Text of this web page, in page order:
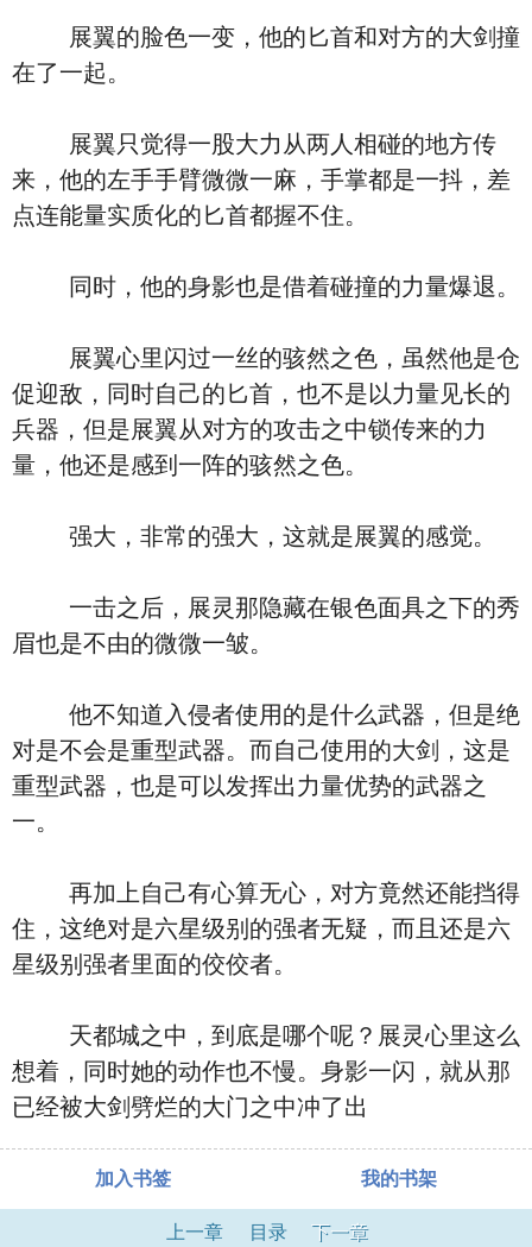
展翼的脸色一变，他的匕首和对方的大剑撞
在了一起。
展翼只觉得一股大力从两人相碰的地方传
来，他的左手手臂微微一麻，手掌都是一抖，差
点连能量实质化的匕首都握不住。
同时，他的身影也是借着碰撞的力量爆退。
展翼心里闪过一丝的骇然之色，虽然他是仓
促迎敌，同时自己的匕首，也不是以力量见长的
兵器，但是展翼从对方的攻击之中锁传来的力
量，他还是感到一阵的骇然之色。
强大，非常的强大，这就是展翼的感觉。
一击之后，展灵那隐藏在银色面具之下的秀
眉也是不由的微微一皱。
他不知道入侵者使用的是什么武器，但是绝
对是不会是重型武器。而自己使用的大剑，这是
重型武器，也是可以发挥出力量优势的武器之
一。
再加上自己有心算无心，对方竟然还能挡得
住，这绝对是六星级别的强者无疑，而且还是六
星级别强者里面的佼佼者。
天都城之中，到底是哪个呢？展灵心里这么
想着，同时她的动作也不慢。身影一闪，就从那
已经被大剑劈烂的大门之中冲了出
加入书签 我的书架
上一章 目录 下一章